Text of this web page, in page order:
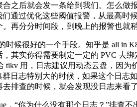
之后就会发一条给到我们。怎么做
通过优化这些阈值报警，从最高时
再分分时间段，到晚上的报警也就
候很好的一个手段。知乎是 all in
其实你得需要制定一定的 PVC 去
tikv 用，日志建议用动态云盘，因为
日志特别大的时候，如果这个日志
排查的时候，就会发现没日志来看
，“你为什么没有那个日志？”排查